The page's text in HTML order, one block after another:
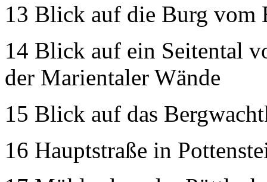
13 Blick auf die Burg vom
14 Blick auf ein Seitental
der Marientaler Wände
15 Blick auf das
16 Hauptstraße in